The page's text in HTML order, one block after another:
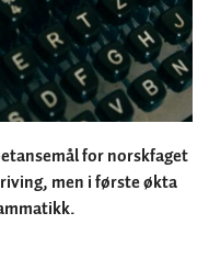
for norskfaget
men i første økta